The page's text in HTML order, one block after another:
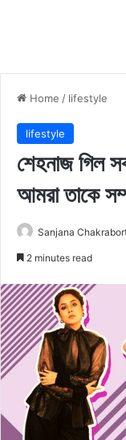
Home / lifestyle
lifestyle
শেহনাজ গিল
আমরা তাকে
Sanjana
2 minutes read